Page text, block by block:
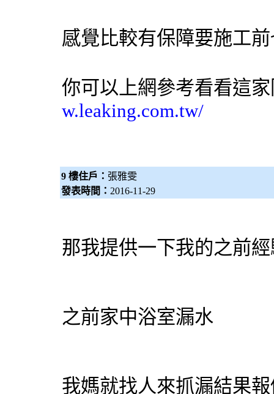
感覺比較有保障要施工
你可以上網參考看看這家
w.leaking.com.tw/
9 樓住戶： 張雅雯
發表時間： 2016-11-29
那我提供一下我的之前
之前家中浴室漏水
我媽就找人來抓漏結果